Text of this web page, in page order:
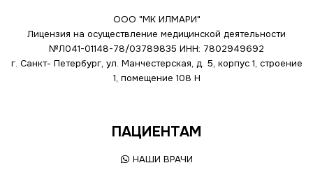
ООО "МК ИЛМАРИ"
Лицензия на осуществление медицинской деятельности
№Л041-01148-78/03789835 ИНН: 7802949692
г. Санкт- Петербург, ул. Манчестерская, д. 5, корпус 1, строение
1, помещение 108 Н
ПАЦИЕНТАМ
НАШИ ВРАЧИ